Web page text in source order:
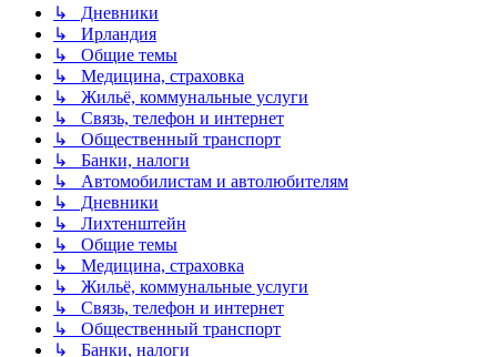
↳ Дневники
↳ Ирландия
↳ Общие темы
↳ Медицина, страховка
↳ Жильё, коммунальные услуги
↳ Связь, телефон и интернет
↳ Общественный транспорт
↳ Банки, налоги
↳ Автомобилистам и автолюбителям
↳ Дневники
↳ Лихтенштейн
↳ Общие темы
↳ Медицина, страховка
↳ Жильё, коммунальные услуги
↳ Связь, телефон и интернет
↳ Общественный транспорт
↳ Банки, налоги